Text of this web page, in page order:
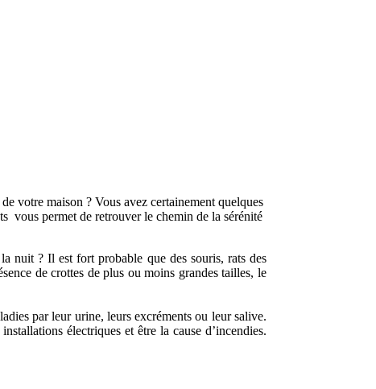
votre maison ? Vous avez certainement quelques
vous permet de retrouver le chemin de la sérénité
nuit ? Il est fort probable que des souris, rats des
de crottes de plus ou moins grandes tailles, le
par leur urine, leurs excréments ou leur salive.
électriques et être la cause d’incendies.